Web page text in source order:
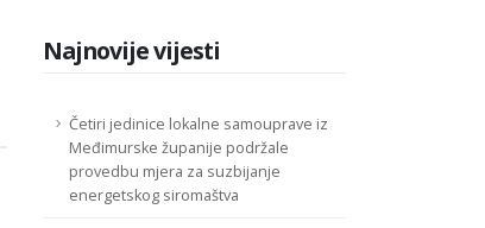
Najnovije vijesti
Četiri jedinice lokalne samouprave iz
Međimurske županije podržale
provedbu mjera za suzbijanje
energetskog siromaštva